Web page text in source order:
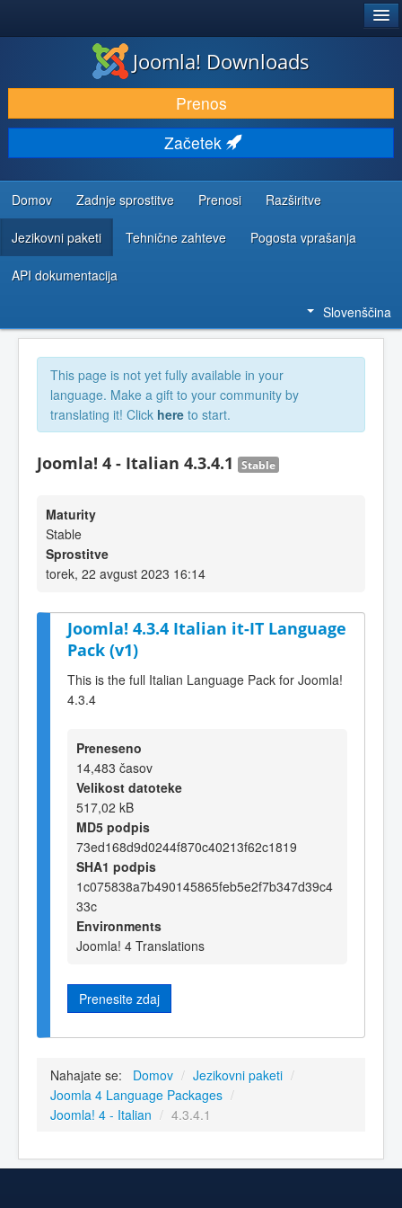
PRENESI IN RAZŠIRI
ODKRIJTE & IZVEJTE
SKUPNOST IN PODPORA
VIRI ZA RAZVIJALCE
Joomla! Downloads
Prenos
Začetek
Domov Zadnje sprostitve Prenosi Razširitve
Jezikovni paketi Tehnične zahteve Pogosta vprašanja
API dokumentacija
Slovenščina
This page is not yet fully available in your
language. Make a gift to your community by
translating it! Click here to start.
Joomla! 4 - Italian 4.3.4.1 Stable
Maturity
Stable
Sprostitve
torek, 22 avgust 2023 16:14
Joomla! 4.3.4 Italian it-IT Language
Pack (v1)
This is the full Italian Language Pack for Joomla!
4.3.4
Preneseno
14,483 časov
Velikost datoteke
517,02 kB
MD5 podpis
73ed168d9d0244f870c40213f62c1819
SHA1 podpis
1c075838a7b490145865feb5e2f7b347d39c4
33c
Environments
Joomla! 4 Translations
Prenesite zdaj
Nahajate se: Domov / Jezikovni paketi /
Joomla 4 Language Packages /
Joomla! 4 - Italian / 4.3.4.1